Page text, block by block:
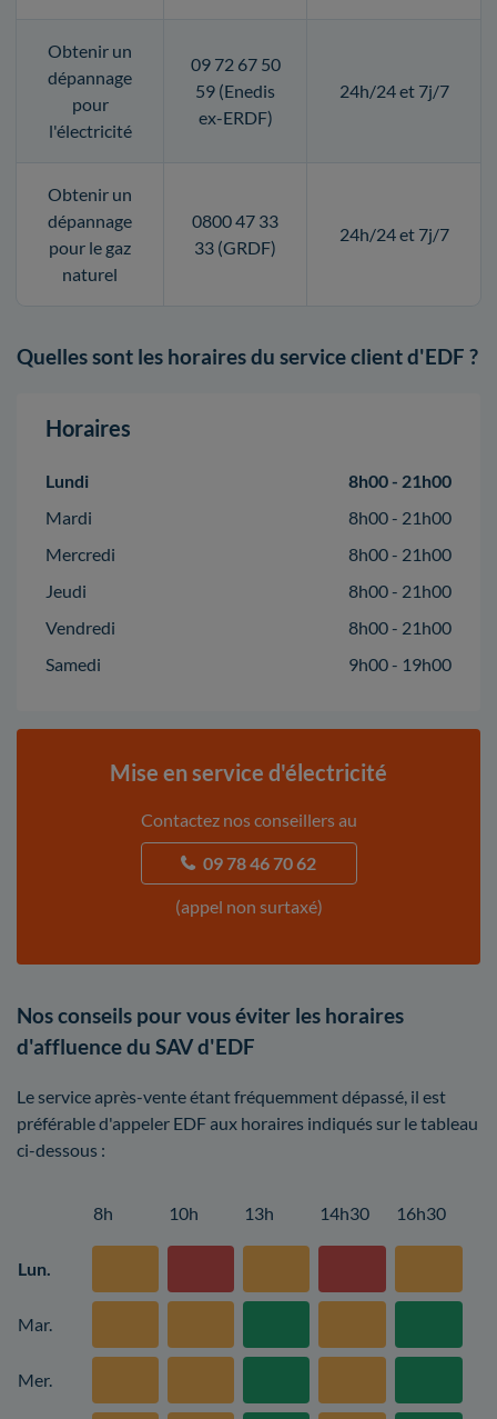
Obtenir un
dépannage
pour
l'électricité
09 72 67 50
59 (Enedis
ex-ERDF)
24h/24 et 7j/7
Obtenir un
dépannage
pour le gaz
naturel
0800 47 33
33 (GRDF)
24h/24 et 7j/7
Quelles sont les horaires du service client d'EDF ?
Horaires
Lundi
8h00 - 21h00
Mardi
8h00 - 21h00
Mercredi
8h00 - 21h00
Jeudi
8h00 - 21h00
Vendredi
8h00 - 21h00
Samedi
9h00 - 19h00
Mise en service d'électricité
Contactez nos conseillers au
09 78 46 70 62
(appel non surtaxé)
Nos conseils pour vous éviter les horaires
d'affluence du SAV d'EDF
Le service après-vente étant fréquemment dépassé, il est
préférable d'appeler EDF aux horaires indiqués sur le tableau
ci-dessous :
8h 10h 13h 14h30 16h30
Lun.
Mar.
Mer.